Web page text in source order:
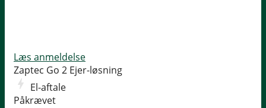
Læs anmeldelse
Zaptec Go 2 Ejer-løsning
El-aftale
Påkrævet